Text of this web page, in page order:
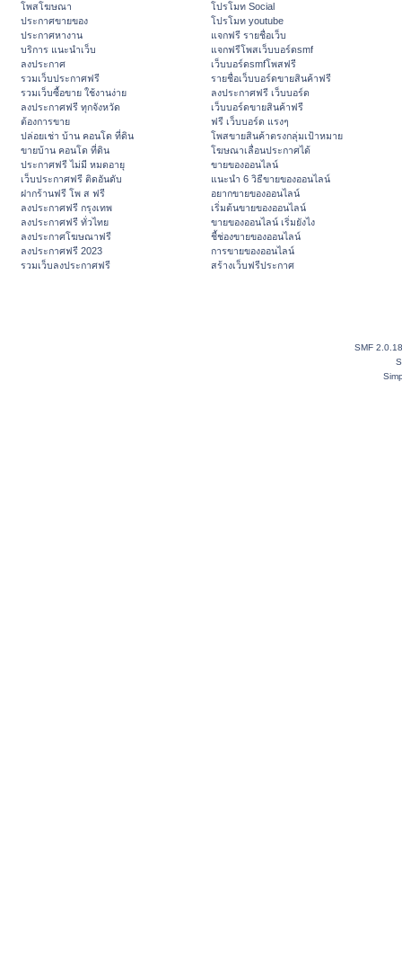
โพสโฆษณา
ประกาศขายของ
ประกาศหางาน
บริการ แนะนำเว็บ
ลงประกาศ
รวมเว็บประกาศฟรี
รวมเว็บซื้อขาย ใช้งานง่าย
ลงประกาศฟรี ทุกจังหวัด
ต้องการขาย
ปล่อยเช่า บ้าน คอนโด ที่ดิน
ขายบ้าน คอนโด ที่ดิน
ประกาศฟรี ไม่มี หมดอายุ
เว็บประกาศฟรี ติดอันดับ
ฝากร้านฟรี โพ ส ฟรี
ลงประกาศฟรี กรุงเทพ
ลงประกาศฟรี ทั่วไทย
ลงประกาศโฆษณาฟรี
ลงประกาศฟรี 2023
รวมเว็บลงประกาศฟรี
โปรโมท Social
โปรโมท youtube
แจกฟรี รายชื่อเว็บ
แจกฟรีโพสเว็บบอร์ดsmf
เว็บบอร์ดsmfโพสฟรี
รายชื่อเว็บบอร์ดขายสินค้าฟรี
ลงประกาศฟรี เว็บบอร์ด
เว็บบอร์ดขายสินค้าฟรี
ฟรี เว็บบอร์ด แรงๆ
โพสขายสินค้าตรงกลุ่มเป้าหมาย
โฆษณาเลื่อนประกาศได้
ขายของออนไลน์
แนะนำ 6 วิธีขายของออนไลน์
อยากขายของออนไลน์
เริ่มต้นขายของออนไลน์
ขายของออนไลน์ เริ่มยังไง
ชี้ช่องขายของออนไลน์
การขายของออนไลน์
สร้างเว็บฟรีประกาศ
SMF 2.0.18